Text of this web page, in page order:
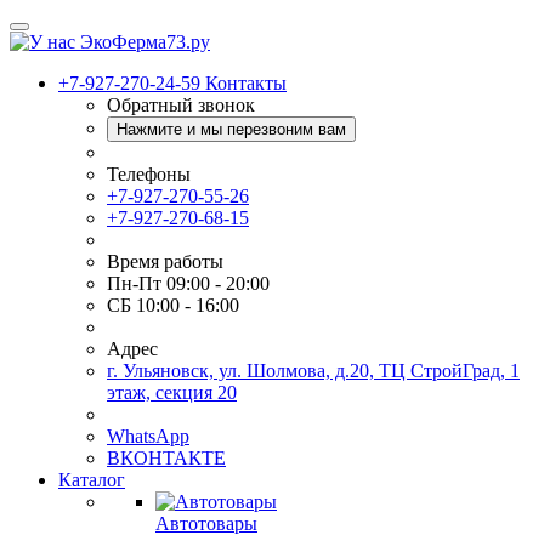
+7-927-270-24-59 Контакты
Обратный звонок
Нажмите и мы перезвоним вам
Телефоны
+7-927-270-55-26
+7-927-270-68-15
Время работы
Пн-Пт 09:00 - 20:00
СБ 10:00 - 16:00
Адрес
г. Ульяновск, ул. Шолмова, д.20, ТЦ СтройГрад, 1
этаж, секция 20
WhatsApp
ВКОНТАКТЕ
Каталог
Автотовары